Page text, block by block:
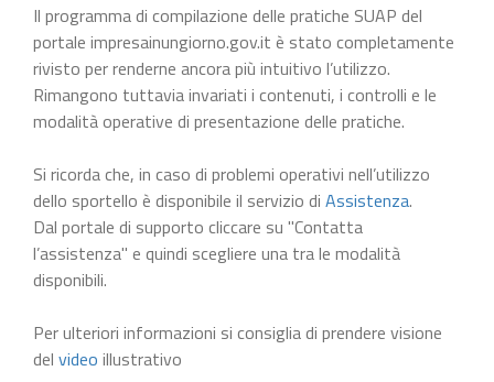
Il programma di compilazione delle pratiche SUAP del
portale impresainungiorno.gov.it è stato completamente
rivisto per renderne ancora più intuitivo l’utilizzo.
Rimangono tuttavia invariati i contenuti, i controlli e le
modalità operative di presentazione delle pratiche.
Si ricorda che, in caso di problemi operativi nell’utilizzo
dello sportello è disponibile il servizio di Assistenza.
Dal portale di supporto cliccare su "Contatta
l’assistenza" e quindi scegliere una tra le modalità
disponibili.
Per ulteriori informazioni si consiglia di prendere visione
del video illustrativo